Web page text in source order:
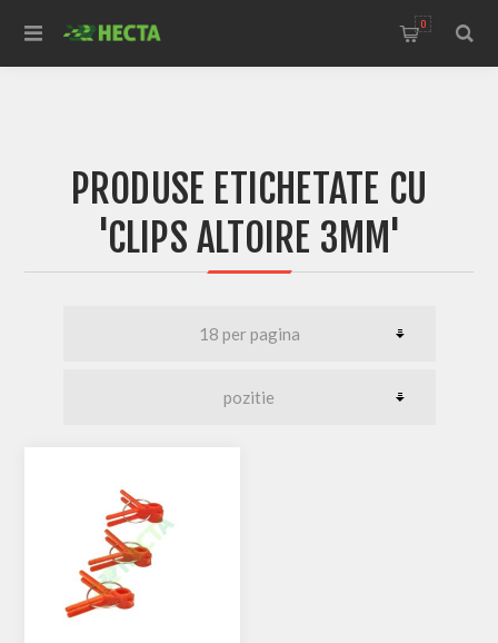
0
PRODUSE ETICHETATE CU
'CLIPS ALTOIRE 3MM'